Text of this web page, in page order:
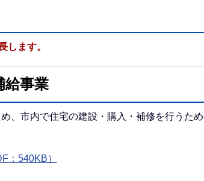
します。
給事業
、市内で住宅の建設・購入・補修を行うた
：540KB）